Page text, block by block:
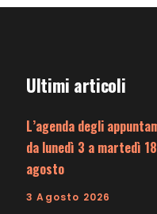
Ultimi articoli
L’agenda degli
da lunedì 3 a martedì 18
agosto
3 Agosto 2026